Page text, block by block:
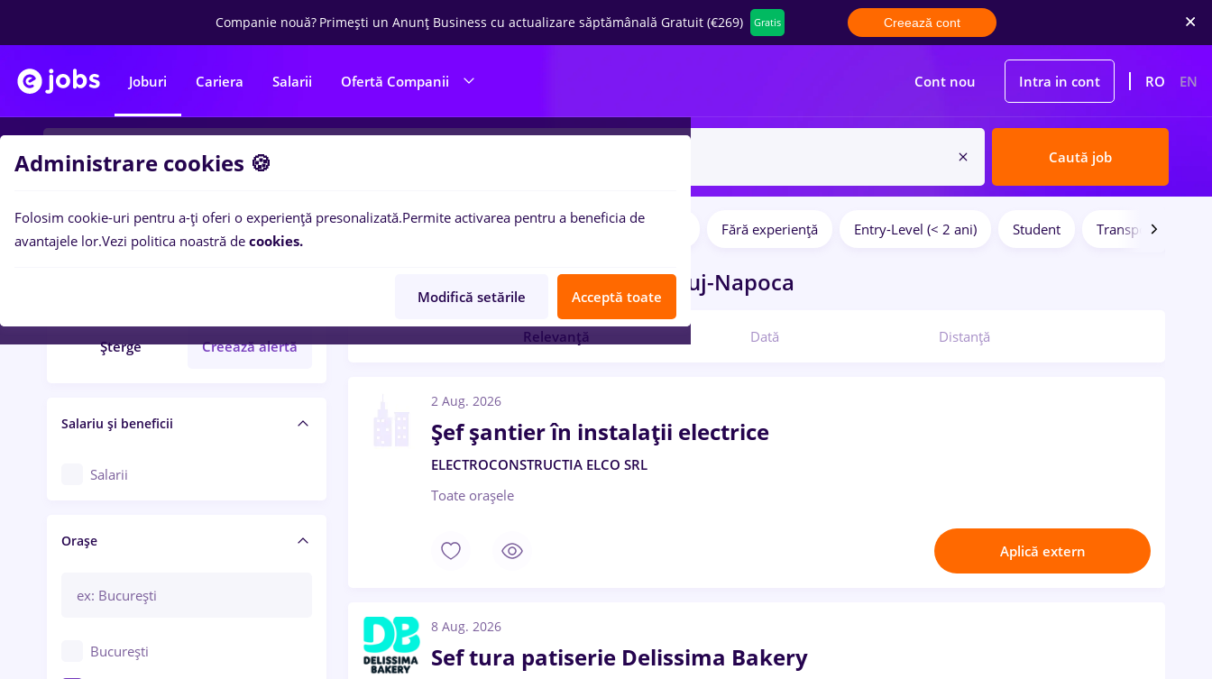
Companie nouă? Primești un Anunț Business cu actualizare săptămânală Gratuit (€269) Gratis Creează cont
Joburi Cariera Salarii Ofertă Companii Cont nou Intra in cont RO EN
Caută job
Filtre
Șterge Creează alertă
Salariu și beneficii
Salarii
Orașe
București
Fără experiență Entry-Level (< 2 ani) Student Transport /
sef salainCluj-Napoca
Relevanță Dată Distanță
2 Aug. 2026
Șef șantier în instalații electrice
ELECTROCONSTRUCTIA ELCO SRL
Toate oraşele
Aplică extern
8 Aug. 2026
Sef tura patiserie Delissima Bakery
Administrare cookies 🍪
Folosim cookie-uri pentru a-ți oferi o experiență presonalizată.Permite activarea pentru a beneficia de
avantajele lor.Vezi politica noastră de cookies.
Modifică setările Acceptă toate